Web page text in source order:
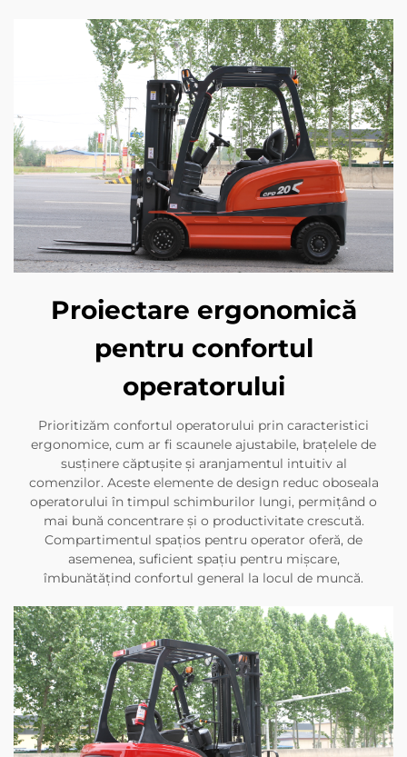
Proiectare ergonomică
pentru confortul
operatorului
Prioritizăm confortul operatorului prin caracteristici
ergonomice, cum ar fi scaunele ajustabile, brațelele de
susținere căptușite și aranjamentul intuitiv al
comenzilor. Aceste elemente de design reduc oboseala
operatorului în timpul schimburilor lungi, permițând o
mai bună concentrare și o productivitate crescută.
Compartimentul spațios pentru operator oferă, de
asemenea, suficient spațiu pentru mișcare,
îmbunătățind confortul general la locul de muncă.